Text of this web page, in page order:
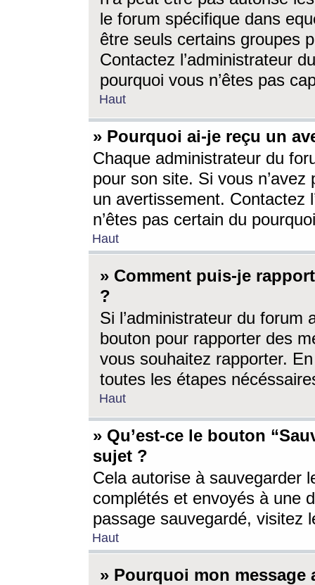
le forum spécifique dans
être seuls certains groupes
Contactez l’administrateur
pourquoi vous n’êtes pas
Haut
» Pourquoi ai-je reçu un
Chaque administrateur du
pour son site. Si vous
un avertissement. Contactez
n’êtes pas certain du
Haut
» Comment puis-je
?
Si l’administrateur du forum
bouton pour rapporter des
vous souhaitez rapporter.
toutes les étapes
Haut
» Qu’est-ce le bouton
sujet ?
Cela autorise à sauvegarder
complétés et envoyés à une
passage sauvegardé, visitez
Haut
» Pourquoi mon message